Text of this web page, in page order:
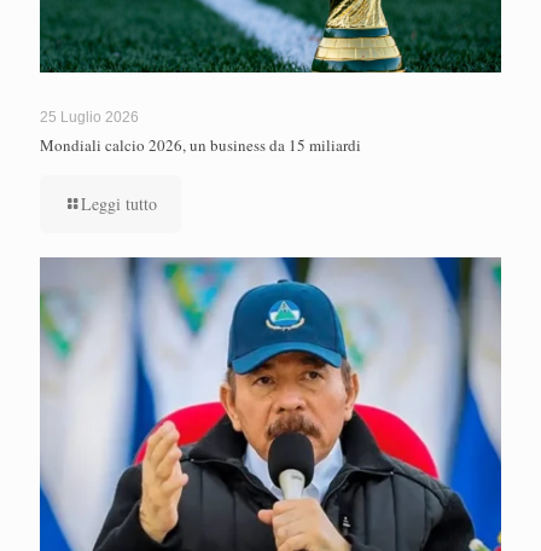
25 Luglio 2026
Mondiali calcio 2026, un business da 15 miliardi
Leggi tutto